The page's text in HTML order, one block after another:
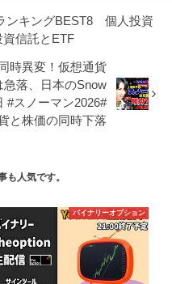
ンキングBEST8 個人投資
信託とETF
時異変！仮想通貨
急落、日本のSnow
#スノーマン2026#
と株価の同時下落
も人気です。
バイナリーオプション